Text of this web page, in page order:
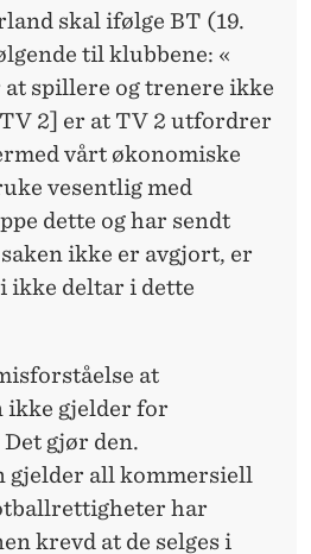
skal ifølge BT (19.
til klubbene: «
spillere og trenere ikke
2] er at TV 2 utfordrer
vårt økonomiske
vesentlig med
dette og har sendt
ikke er avgjort, er
ikke deltar i dette
at
ikke gjelder for
gjør den.
gjelder all kommersiell
har
krevd at de selges i